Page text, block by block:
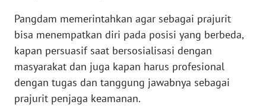
Pangdam memerintahkan agar sebagai prajurit
bisa menempatkan diri pada posisi yang berbeda,
kapan persuasif saat bersosialisasi dengan
masyarakat dan juga kapan harus profesional
dengan tugas dan tanggung jawabnya sebagai
prajurit penjaga keamanan.
SUMBAR
WN
SUMSEL